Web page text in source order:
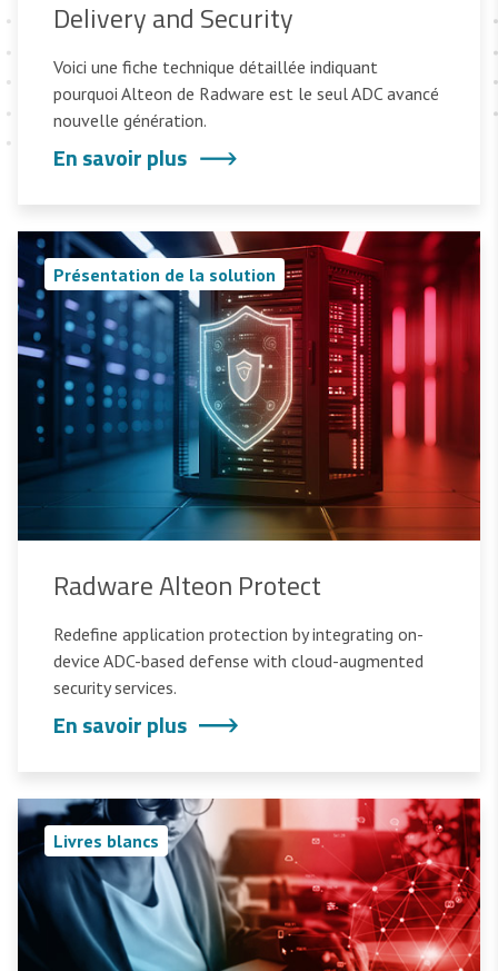
Delivery and Security
Voici une fiche technique détaillée indiquant
pourquoi Alteon de Radware est le seul ADC avancé
nouvelle génération.
En savoir plus
Présentation de la solution
Radware Alteon Protect
Redefine application protection by integrating on-
device ADC-based defense with cloud-augmented
security services.
En savoir plus
Livres blancs